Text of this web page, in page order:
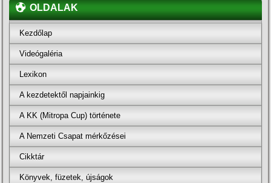
OLDALAK
Kezdőlap
Videógaléria
Lexikon
A kezdetektől napjainkig
A KK (Mitropa Cup) története
A Nemzeti Csapat mérkőzései
Cikktár
Könyvek, füzetek, újságok